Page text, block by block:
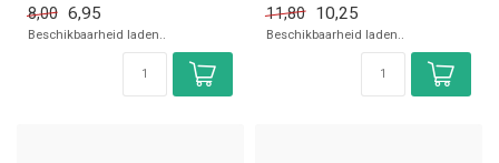
voor...
8,00 6,95
Beschikbaarheid laden..
voor...
11,80 10,25
Beschikbaarheid laden..